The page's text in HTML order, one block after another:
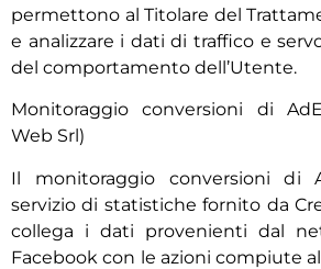
permettono al Titolare del
e analizzare i dati di traffico e
del comportamento dell’Utente.
Monitoraggio conversioni di
Web Srl)
Il monitoraggio conversioni di
servizio di statistiche fornito da
collega i dati provenienti dal
Facebook con le azioni compiute